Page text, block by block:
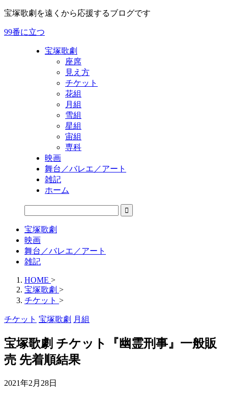
宝塚歌劇を遠くから応援するブログです
99番に立つ
宝塚歌劇
座席
見え方
チケット
花組
月組
雪組
星組
宙組
専科
映画
舞台／バレエ／アート
雑記
ホーム
宝塚歌劇
映画
舞台／バレエ／アート
雑記
HOME >
宝塚歌劇 >
チケット >
チケット 宝塚歌劇 月組
宝塚歌劇 チケット『幽霊刑事』一般販
売 先着順結果
2021年2月28日